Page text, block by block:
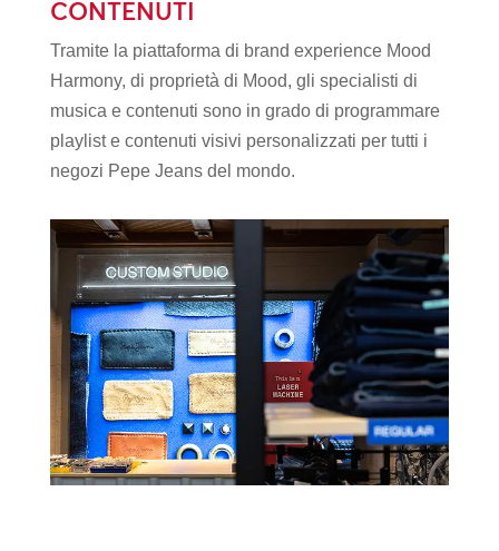
CONTENUTI
Tramite la piattaforma di brand experience Mood
Harmony, di proprietà di Mood, gli specialisti di
musica e contenuti sono in grado di programmare
playlist e contenuti visivi personalizzati per tutti i
negozi Pepe Jeans del mondo.